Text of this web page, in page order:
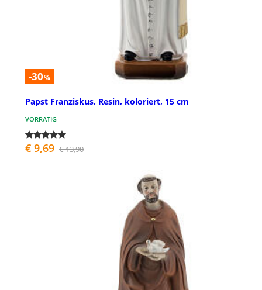
-30%
Papst Franziskus, Resin, koloriert, 15 cm
VORRÄTIG
€ 9,69 € 13,90